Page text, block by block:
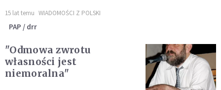
15 lat temu WIADOMOŚCI Z POLSKI
PAP / drr
"Odmowa zwrotu
własności jest
niemoralna"